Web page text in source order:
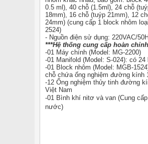
0.5 ml), 40 chỗ (1.5ml), 24 chỗ
18mm), 16 chỗ (tuýp 21mm), 12
24mm) (cung cấp 1 block nhôm
2524)
- Nguồn điện sử dụng: 220VAC/
***Hệ thống cung cấp hoàn chỉnh
-01 Máy chính (Model: MG-2200)
-01 Manifold (Model: S-024): có 24
-01 Block nhôm (Model: MGB-
chỗ chứa ống nghiệm đường kính
-12 Ống nghiệm thủy tinh đường
Việt Nam
-01 Bình khí nitơ và van (Cung
nước)